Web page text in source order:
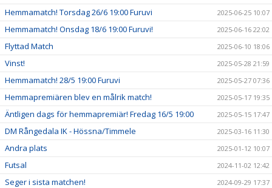
Hemmamatch! Torsdag 26/6 19:00 Furuvi 2025-06-25 10:07
Hemmamatch! Onsdag 18/6 19:00 Furuvi! 2025-06-16 22:02
Flyttad Match 2025-06-10 18:06
Vinst! 2025-05-28 21:59
Hemmamatch! 28/5 19:00 Furuvi 2025-05-27 07:36
Hemmapremiären blev en målrik match! 2025-05-17 19:35
Äntligen dags för hemmapremiär! Fredag 16/5 19:00 2025-05-15 17:47
DM Rångedala IK - Hössna/Timmele 2025-03-16 11:30
Andra plats 2025-01-12 10:07
Futsal 2024-11-02 12:42
Seger i sista matchen! 2024-09-29 17:37